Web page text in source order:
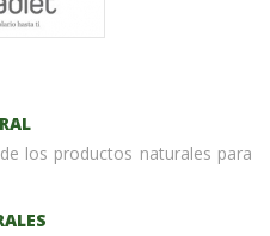
los productos naturales para